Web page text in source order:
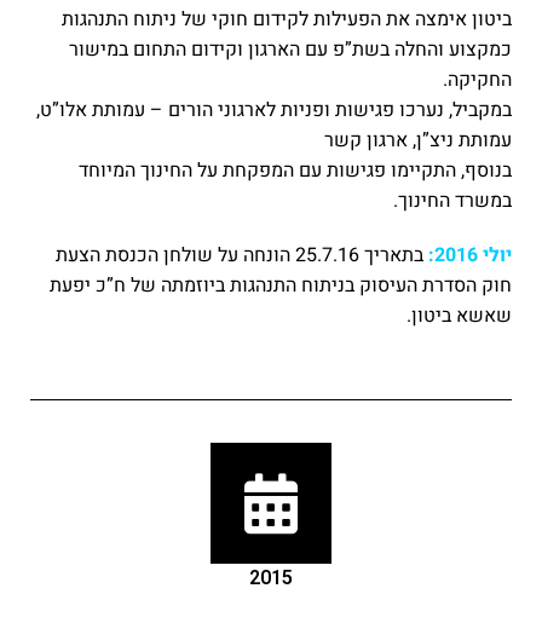
ביטון אימצה את הפעילות לקידום חוקי של ניתוח התנהגות
כמקצוע והחלה בשת”פ עם הארגון וקידום התחום במישור
החקיקה.
במקביל, נערכו פגישות ופניות לארגוני הורים – עמותת אלו”ט,
עמותת ניצ”ן, ארגון קשר
בנוסף, התקיימו פגישות עם המפקחת על החינוך המיוחד
במשרד החינוך.
יולי 2016:
בתאריך 25.7.16 הונחה על שולחן הכנסת הצעת
חוק הסדרת העיסוק בניתוח התנהגות ביוזמתה של ח”כ יפעת
שאשא ביטון.
2015